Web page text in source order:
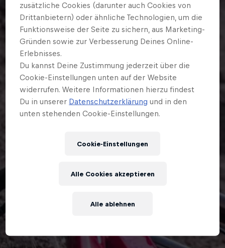
zusätzliche Cookies (darunter auch Cookies von
Drittanbietern) oder ähnliche Technologien, um die
Funktionsweise der Seite zu sichern, aus Marketing-
Gründen sowie zur Verbesserung Deines Online-
Erlebnisses.
Du kannst Deine Zustimmung jederzeit über die
Cookie-Einstellungen unten auf der Website
widerrufen. Weitere Informationen hierzu findest
Du in unserer Datenschutzerklärung und in den
unten stehenden Cookie-Einstellungen.
Cookie-Einstellungen
Alle ablehnen
Alle Cookies akzeptieren